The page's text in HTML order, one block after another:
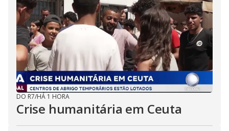
DO R7/HÁ 1 HORA
Crise humanitária em Ceuta